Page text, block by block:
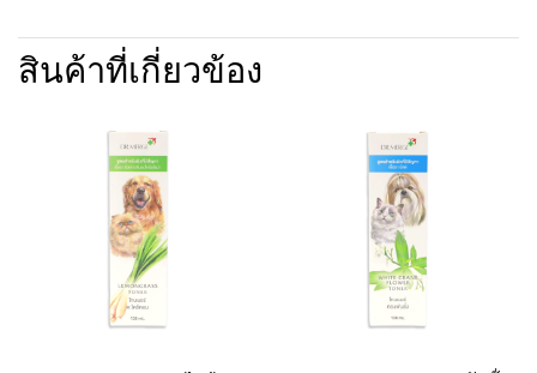
สินค้าที่เกี่ยวข้อง